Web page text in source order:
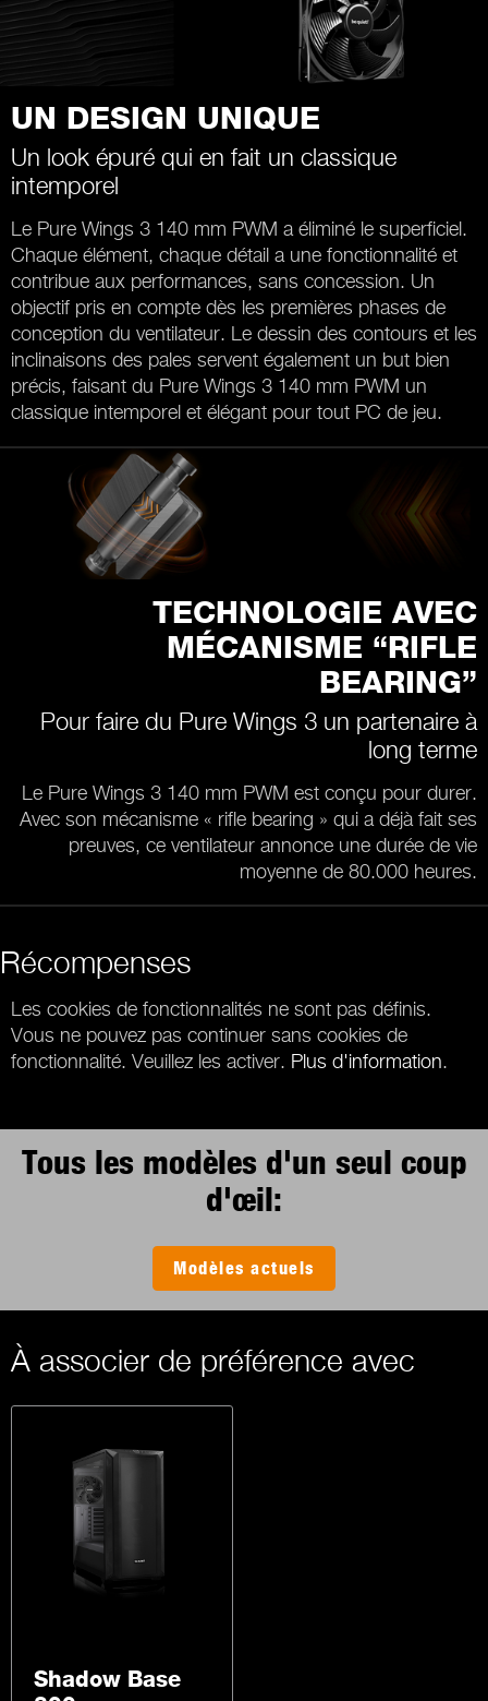
UN DESIGN UNIQUE
Un look épuré qui en fait un classique
intemporel
Le Pure Wings 3 140 mm PWM a éliminé le superficiel.
Chaque élément, chaque détail a une fonctionnalité et
contribue aux performances, sans concession. Un
objectif pris en compte dès les premières phases de
conception du ventilateur. Le dessin des contours et les
inclinaisons des pales servent également un but bien
précis, faisant du Pure Wings 3 140 mm PWM un
classique intemporel et élégant pour tout PC de jeu.
TECHNOLOGIE AVEC
MÉCANISME “RIFLE
BEARING”
Pour faire du Pure Wings 3 un partenaire à
long terme
Le Pure Wings 3 140 mm PWM est conçu pour durer.
Avec son mécanisme « rifle bearing » qui a déjà fait ses
preuves, ce ventilateur annonce une durée de vie
moyenne de 80.000 heures.
Récompenses
Les cookies de fonctionnalités ne sont pas définis.
Vous ne pouvez pas continuer sans cookies de
fonctionnalité. Veuillez les activer. Plus d'information.
Tous les modèles d'un seul coup
d'œil:
Modèles actuels
À associer de préférence avec
Shadow Base